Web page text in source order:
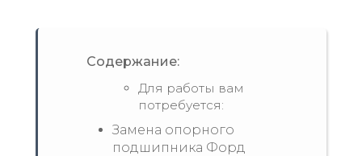
Содержание:
Для работы вам
потребуется:
Замена опорного
подшипника Форд